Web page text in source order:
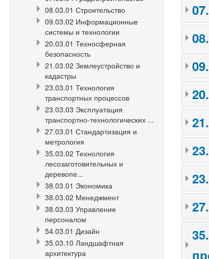
08.03.01 Строительство
09.03.02 Информационные
системы и технологии
20.03.01 Техносферная
безопасность
21.03.02 Землеустройство и
кадастры
23.03.01 Технология
транспортных процессов
23.03.03 Эксплуатация
транспортно-технологических ...
27.03.01 Стандартизация и
метрология
35.03.02 Технология
лесозаготовительных и
деревопе...
38.03.01 Экономика
38.03.02 Менеджмент
38.03.03 Управление
персоналом
54.03.01 Дизайн
35.03.10 Ландшафтная
архитектура